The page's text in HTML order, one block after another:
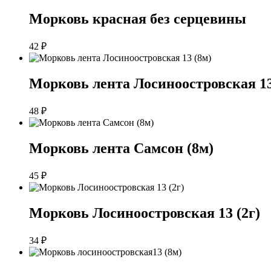
Морковь красная без серцевины
42 ₽
Морковь лента Лосиноостровская
48 ₽
Морковь лента Самсон (8м)
45 ₽
Морковь Лосиноостровская 13 (2г)
34 ₽